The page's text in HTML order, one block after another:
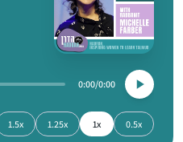
0:00
0:00
0.5x
1x
1.25x
1.5x